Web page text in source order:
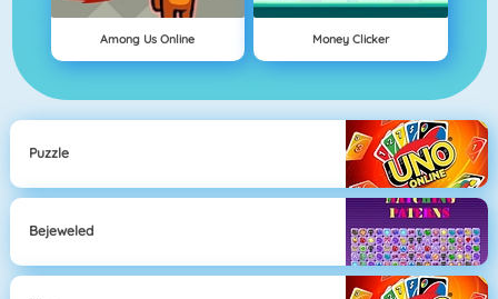
Among Us Online Money Clicker
Puzzle
Bejeweled